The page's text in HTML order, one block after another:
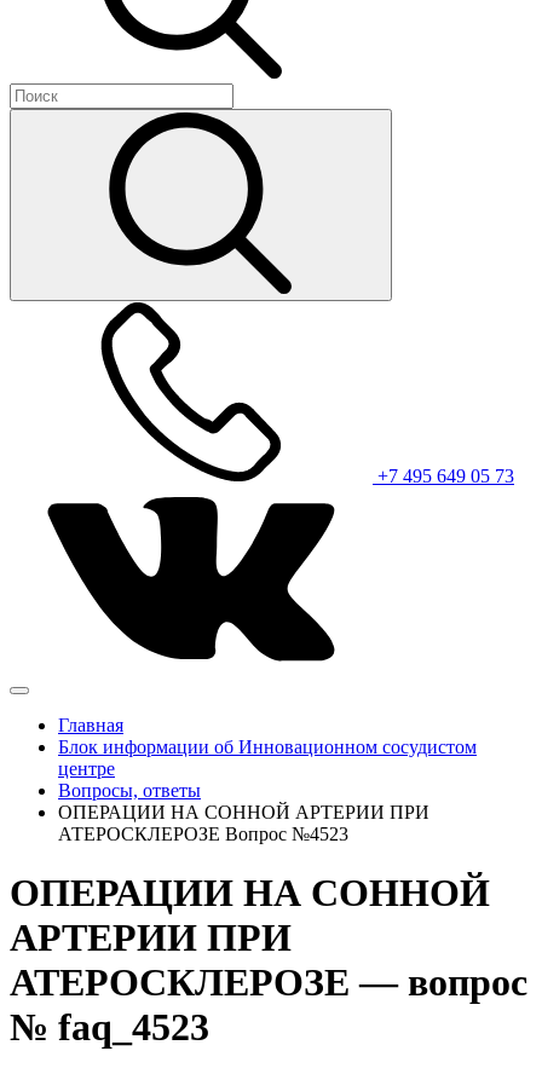
+7 495 649 05 73
Главная
Блок информации об Инновационном сосудистом
центре
Вопросы, ответы
ОПЕРАЦИИ НА СОННОЙ АРТЕРИИ ПРИ
АТЕРОСКЛЕРОЗЕ Вопрос №4523
ОПЕРАЦИИ НА СОННОЙ
АРТЕРИИ ПРИ
АТЕРОСКЛЕРОЗЕ — вопрос
№ faq_4523